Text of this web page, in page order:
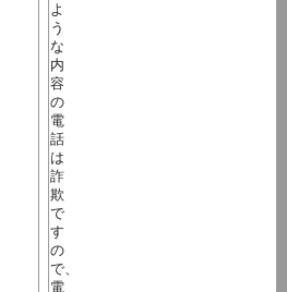
よ
う
な
内
容
の
電
話
は
詐
欺
で
す
の
で、
電